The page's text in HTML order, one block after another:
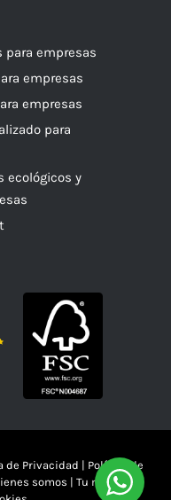
para empresas
empresas
empresas
para
ecológicos y
de Privacidad | Política de
somos | Tu mandas!!